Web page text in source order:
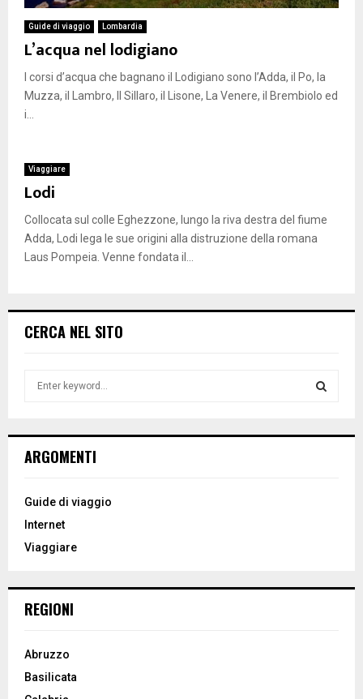
Guide di viaggio Lombardia
L’acqua nel lodigiano
I corsi d’acqua che bagnano il Lodigiano sono l’Adda, il Po, la
Muzza, il Lambro, Il Sillaro, il Lisone, La Venere, il Brembiolo ed
i...
Viaggiare
Lodi
Collocata sul colle Eghezzone, lungo la riva destra del fiume
Adda, Lodi lega le sue origini alla distruzione della romana
Laus Pompeia. Venne fondata il...
CERCA NEL SITO
h
o
:
ARGOMENTI
Guide di viaggio
Internet
Viaggiare
REGIONI
Abruzzo
Basilicata